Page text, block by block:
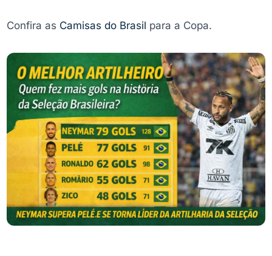
Confira as Camisas do Brasil para a Copa.